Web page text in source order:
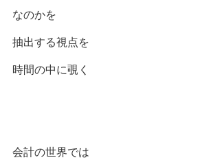
なのかを
抽出する視点を
時間の中に覗く
会計の世界では